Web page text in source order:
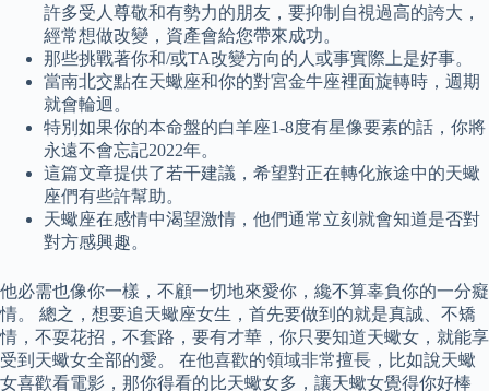
許多受人尊敬和有勢力的朋友，要抑制自視過高的誇大，
經常想做改變，資產會給您帶來成功。
那些挑戰著你和/或TA改變方向的人或事實際上是好事。
當南北交點在天蠍座和你的對宮金牛座裡面旋轉時，週期
就會輪迴。
特別如果你的本命盤的白羊座1-8度有星像要素的話，你將
永遠不會忘記2022年。
這篇文章提供了若干建議，希望對正在轉化旅途中的天蠍
座們有些許幫助。
天蠍座在感情中渴望激情，他們通常立刻就會知道是否對
對方感興趣。
他必需也像你一樣，不顧一切地來愛你，纔不算辜負你的一分癡
情。 總之，想要追天蠍座女生，首先要做到的就是真誠、不矯
情，不耍花招，不套路，要有才華，你只要知道天蠍女，就能享
受到天蠍女全部的愛。 在他喜歡的領域非常擅長，比如說天蠍
女喜歡看電影，那你得看的比天蠍女多，讓天蠍女覺得你好棒